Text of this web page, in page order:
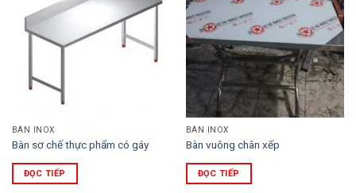
BÀN INOX
Bàn sơ chế thực phẩm có gáy
ĐỌC TIẾP
BÀN INOX
Bàn vuông chân xếp
ĐỌC TIẾP